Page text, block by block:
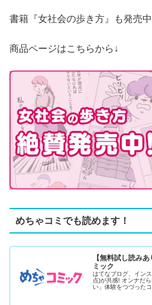
書籍『女社会の歩き方 』も発売
商品ページはこちらから↓
めちゃコミでも読めます！
【無料試し読み
ミック
はてなブログ、イン
点)が共感! オンナだ
い」体験をつづった